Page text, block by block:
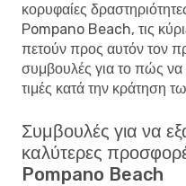
κορυφαίες
Pompano Beach, τις
πετούν προς αυτόν τον
συμβουλές για το πώς να
τιμές κατά την κράτηση
Συμβουλές για να
καλύτερες
Pompano Beach